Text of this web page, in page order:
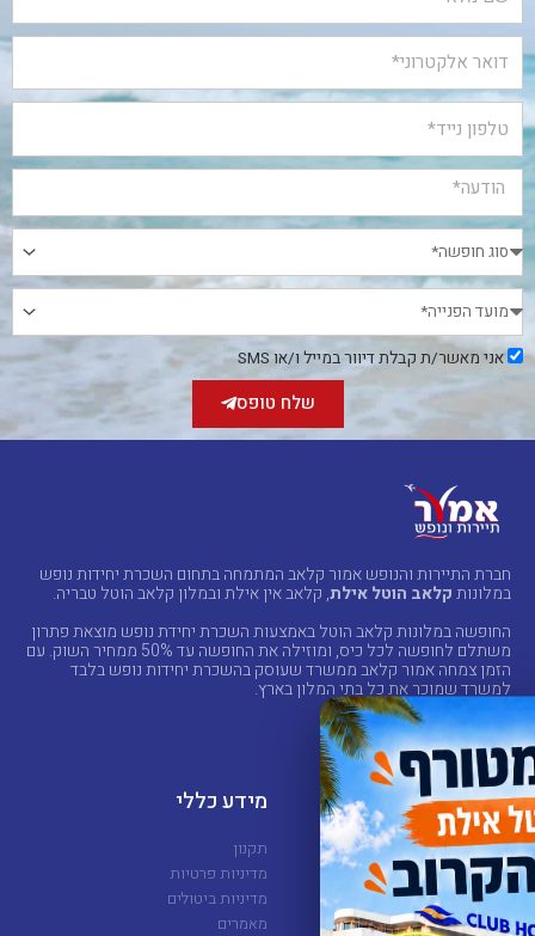
אני
מאשר/ת
אני מאשר/ת קבלת דיוור במייל ו/או SMS
שלח טופס
חברת התיירות והנופש אמור קלאב המתמחה בתחום השכרת יחידות נופש
במלונותקלאב הוטל אילת, קלאב אין אילת ובמלון קלאב הוטל טבריה.
החופשה במלונות קלאב הוטל באמצעות השכרת יחידת נופש מוצאת פתרון
משתלם לחופשה לכל כיס, ומוזילה את החופשה עד 50% ממחיר השוק. עם
הזמן צמחה אמור קלאב ממשרד שעוסק בהשכרת יחידות נופש בלבד
למשרד שמוכר את כל בתי המלון בארץ.
מלונות
קלאב הוטל אילת
קלאב אין אילת
קלאב הוטל טבריה
סי סייד אילת
מידע כללי
תקנון
מדיניות פרטיות
מדיניות ביטולים
מאמרים